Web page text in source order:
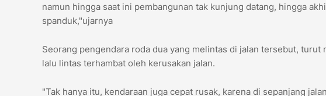
namun hingga saat ini pembangunan tak kunjung datang, hingga
spanduk,"ujarnya
Seorang pengendara roda dua yang melintas di jalan tersebut,
lalu lintas terhambat oleh kerusakan jalan.
"Tak hanya itu, kendaraan juga cepat rusak, karena di sepanjang